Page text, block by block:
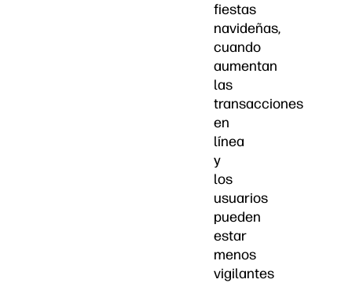
fiestas
navideñas,
cuando
aumentan
las
transacciones
en
línea
y
los
usuarios
pueden
estar
menos
vigilantes